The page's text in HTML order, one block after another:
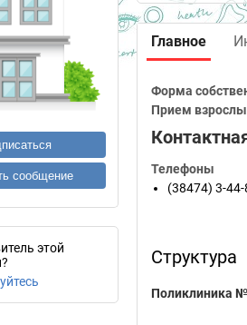
сообщение
этой
Главное
Форма
Прием
Телефоны
(38474) 3-44-
Структура
Поликлиника